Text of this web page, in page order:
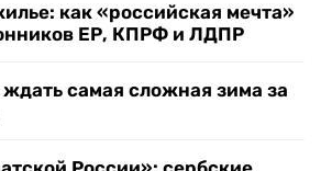
как «российская мечта»
ЕР, КПРФ и ЛДПР
самая сложная зима за